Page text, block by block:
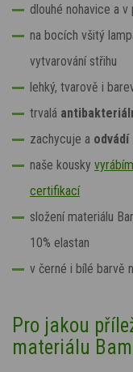
dlouhé nohavice a
na bocích všitý
vytvarování střihu
lehký, tvarově i
trvalá
zachycuje a odvádí
naše kousky
certifikací
složení materiálu
10% elastan
v černé i bílé barvě
Pro jakou
materiálu